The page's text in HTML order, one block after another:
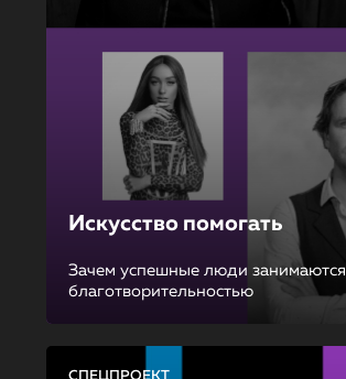
Искусство помогать
Зачем успешные люди занимаются
благотворительностью